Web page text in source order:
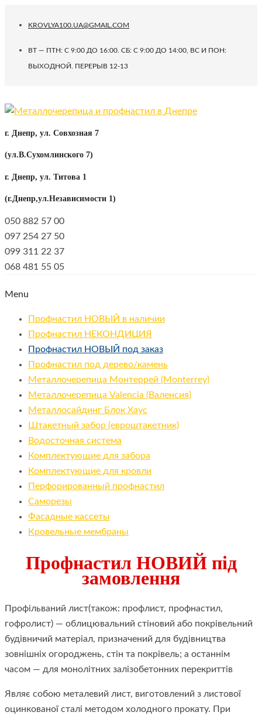
KROVLYA100.UA@GMAIL.COM
ВТ — ПТН: С 9:00 ДО 16:00. СБ: C 9:00 ДО 14:00, ВС И ПОН:
ВЫХОДНОЙ. ПЕРЕРЫВ 12-13
г. Днепр, ул. Совхозная 7
(ул.В.Сухомлинского 7)
г. Днепр, ул. Титова 1
(г.Днепр,ул.Независимости 1)
050 882 57 00
097 254 27 50
099 311 22 37
068 481 55 05
Menu
Профнастил НОВЫЙ в наличии
Профнастил НЕКОНДИЦИЯ
Профнастил НОВЫЙ под заказ
Профнастил под дерево/камень
Металлочерепица Монтеррей (Monterrey)
Металлочерепица Valencia (Валенсия)
Металлосайдинг Блок Хаус
Штакетный забор (евроштакетник)
Водосточная система
Комплектующие для забора
Комплектующие для кровли
Перфорированный профнастил
Саморезы
Фасадные кассеты
Кровельные мембраны
Профнастил НОВИЙ під
замовлення
Профільваний лист(також: профлист, профнастил,
гофролист) — облицювальний стіновий або покрівельний
будівничий матеріал, призначений для будівництва
зовнішніх огороджень, стін та покрівель; а останнім
часом — для монолітних залізобетонних перекриттів
Являє собою металевий лист, виготовлений з листової
оцинкованої сталі методом холодного прокату. При